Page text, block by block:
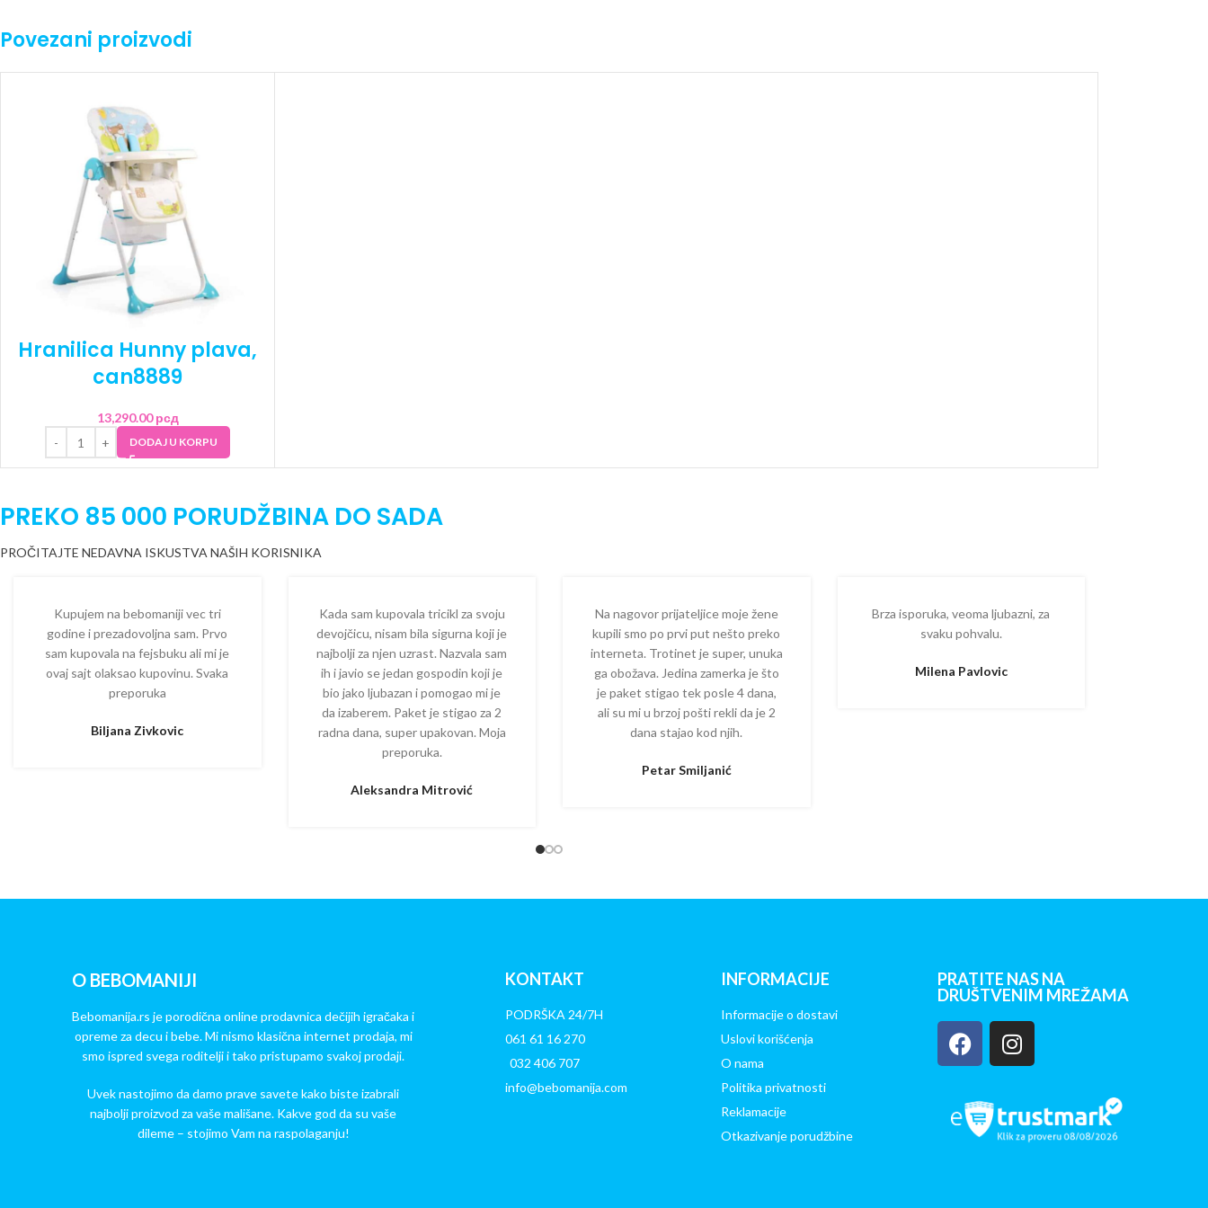
Povezani proizvodi
Hranilica Hunny plava,
can8889
13,290.00рсд
DODAJ U KORPU
PREKO 85 000 PORUDŽBINA DO SADA
PROČITAJTE NEDAVNA ISKUSTVA NAŠIH KORISNIKA
Kupujem na bebomaniji vec tri
godine i prezadovoljna sam. Prvo
sam kupovala na fejsbuku ali mi je
ovaj sajt olaksao kupovinu. Svaka
preporuka
Biljana Zivkovic
Kada sam kupovala tricikl za svoju
devojčicu, nisam bila sigurna koji je
najbolji za njen uzrast. Nazvala sam
ih i javio se jedan gospodin koji je
bio jako ljubazan i pomogao mi je
da izaberem. Paket je stigao za 2
radna dana, super upakovan. Moja
preporuka.
Aleksandra Mitrović
Na nagovor prijateljice moje žene
kupili smo po prvi put nešto preko
interneta. Trotinet je super, unuka
ga obožava. Jedina zamerka je što
je paket stigao tek posle 4 dana,
ali su mi u brzoj pošti rekli da je 2
dana stajao kod njih.
Petar Smiljanić
Brza isporuka, veoma ljubazni, za
svaku pohvalu.
Milena Pavlovic
O BEBOMANIJI
Bebomanija.rs je porodična online prodavnica dečijih igračaka i
opreme za decu i bebe. Mi nismo klasična internet prodaja, mi
smo ispred svega roditelji i tako pristupamo svakoj prodaji.
Uvek nastojimo da damo prave savete kako biste izabrali
najbolji proizvod za vaše mališane. Kakve god da su vaše
dileme – stojimo Vam na raspolaganju!
KONTAKT
PODRŠKA 24/7H
061 61 16 270
032 406 707
info@bebomanija.com
INFORMACIJE
Informacije o dostavi
Uslovi korišćenja
O nama
Politika privatnosti
Reklamacije
Otkazivanje porudžbine
PRATITE NAS NA
DRUŠTVENIM MREŽAMA